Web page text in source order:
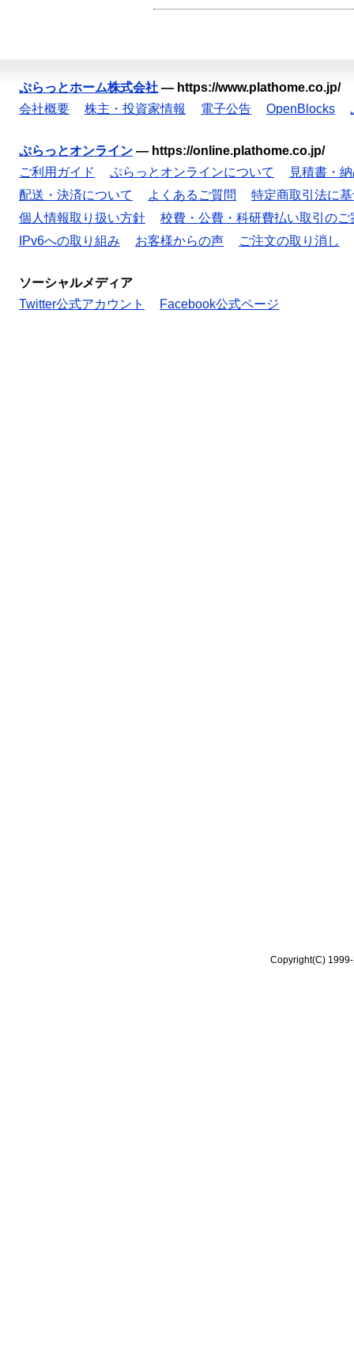
ぷらっとホーム株式会社 — https://www.plathome.co.jp/
会社概要
株主・投資家情報 電子公告 OpenBlocks
ぷらっとオンライン — https://online.plathome.co.jp/
ご利用ガイド
ぷらっとオンラインについて
見積書・
配送・決済について
よくあるご質問
特定商取引法に
個人情報取り扱い方針
校費・公費・科研費払い取引のご
IPv6への取り組み
お客様からの声 ご注文の取り消し
ソーシャルメディア
Twitter公式アカウント
Facebook公式ページ
Copyright(C)